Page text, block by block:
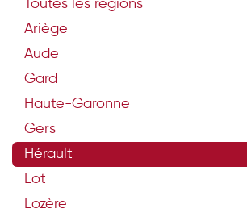
Toutes les régions
Ariège
Aude
Gard
Haute-Garonne
Gers
Hérault
Lot
Lozère